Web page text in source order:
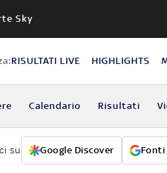
Sky
RISULTATI LIVE HIGHLIGHTS
Calendario Risultati
su Google Discover Fonti